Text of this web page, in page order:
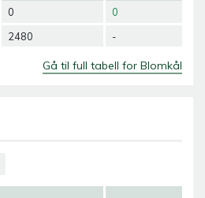
0
2480
0
-
Gå til full tabell for Blomkål